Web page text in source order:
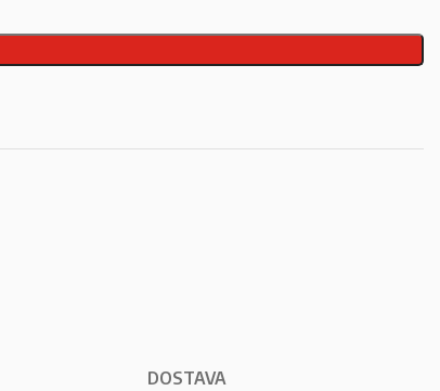
DOSTAVA